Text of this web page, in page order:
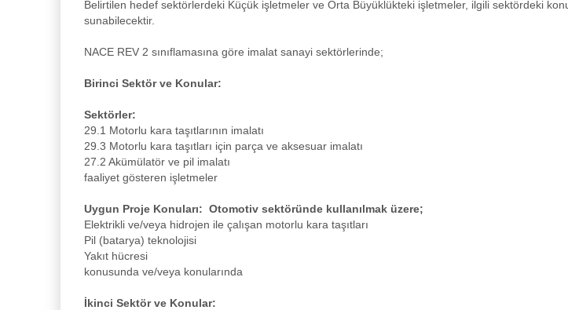
Belirtilen hedef sektörlerdeki Küçük işletmeler ve Orta Büyüklükteki işletmeler, ilgili sektördeki
sunabilecektir.
NACE REV 2 sınıflamasına göre imalat sanayi sektörlerinde;
Birinci Sektör ve Konular:
Sektörler:
29.1 Motorlu kara taşıtlarının imalatı
29.3 Motorlu kara taşıtları için parça ve aksesuar imalatı
27.2 Akümülatör ve pil imalatı
faaliyet gösteren işletmeler
Uygun Proje Konuları: Otomotiv sektöründe kullanılmak üzere;
Elektrikli ve/veya hidrojen ile çalışan motorlu kara taşıtları
Pil (batarya) teknolojisi
Yakıt hücresi
konusunda ve/veya konularında
İkinci Sektör ve Konular: